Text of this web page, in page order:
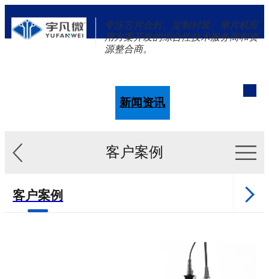
专注芯片合封、定制封装、单片机应
用方案开发的综合性技术服务商和资
源整合商。
新闻资讯
客户案例
客户案例